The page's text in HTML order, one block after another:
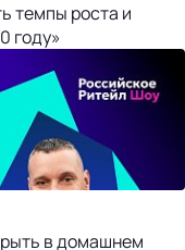
темпы роста и
году»
в домашнем